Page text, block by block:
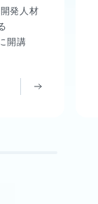
発人材
開講